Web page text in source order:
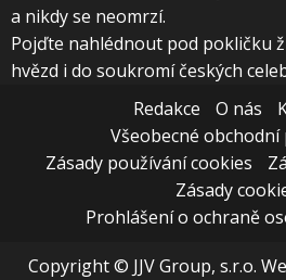
a nikdy se neomrzí.
Pojďte nahlédnout pod pokličku
hvězd i do soukromí českých
Redakce
O nás
Všeobecné
Zásady používání cookies
Zásady
Prohlášení o ochraně
Copyright © JJV Group, s.r.o.